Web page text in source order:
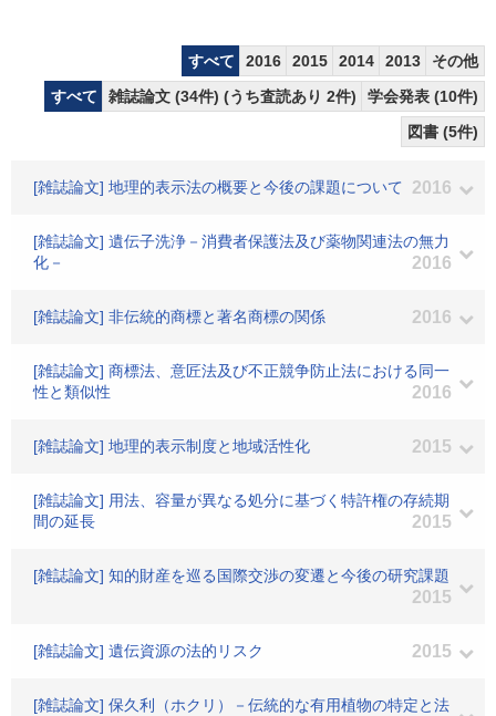
すべて 2016 2015 2014 2013
その他
すべて
雑誌論文 (34件) (うち査読あり 2件)
学会発表 (10件)
図書 (5件)
[雑誌論文] 地理的表示法の概要と今後の課題について 2016
[雑誌論文] 遺伝子洗浄－消費者保護法及び薬物関連法の無力
化－
2016
[雑誌論文] 非伝統的商標と著名商標の関係 2016
[雑誌論文] 商標法、意匠法及び不正競争防止法における同一
性と類似性
2016
[雑誌論文] 地理的表示制度と地域活性化 2015
[雑誌論文] 用法、容量が異なる処分に基づく特許権の存続期
間の延長
2015
[雑誌論文] 知的財産を巡る国際交渉の変遷と今後の研究課題
2015
[雑誌論文] 遺伝資源の法的リスク 2015
[雑誌論文] 保久利（ホクリ）－伝統的な有用植物の特定と法